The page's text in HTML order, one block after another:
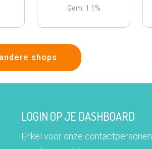
Gem. 1.1 %
shops
LOGIN OP JE DASHBOARD
Enkel voor onze contactpersonen